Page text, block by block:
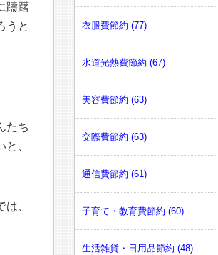
躊躇
うと
たち
、
、
衣服費節約 (77)
水道光熱費節約 (67)
美容費節約 (63)
交際費節約 (63)
通信費節約 (61)
子育て・教育費節約 (60)
生活雑貨・日用品節約 (48)